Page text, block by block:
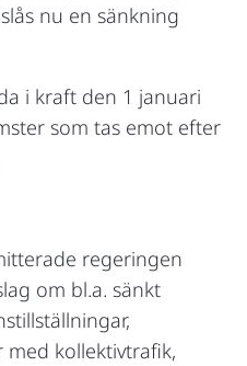
nu en sänkning
i kraft den 1 januari
som tas emot efter
regeringen
om bl.a. sänkt
kollektivtrafik,